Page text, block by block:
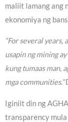
maliit lamang ang
ekonomiya ng
“For several years,
usapin ng mining ay
kung tumaas man,
mga communities.”
Iginiit din ng
transparency